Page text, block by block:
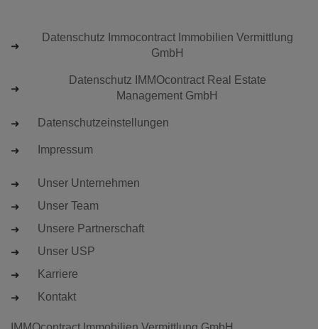
Datenschutz Immocontract Immobilien Vermittlung
GmbH
Datenschutz IMMOcontract Real Estate
Management GmbH
Datenschutzeinstellungen
Impressum
Unser Unternehmen
Unser Team
Unsere Partnerschaft
Unser USP
Karriere
Kontakt